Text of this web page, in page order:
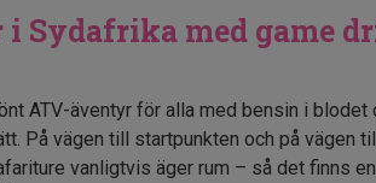
i Sydafrika med game
ATV-äventyr för alla med bensin i blodet
På vägen till startpunkten och på vägen
vanligtvis äger rum – så det finns